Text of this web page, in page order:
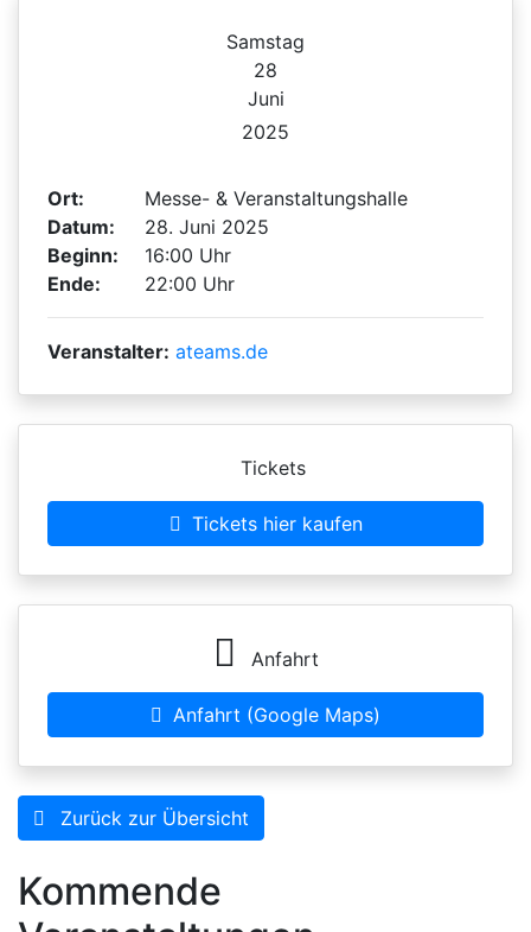
Samstag
28
Juni
2025
Ort:
Messe- & Veranstaltungshalle
Datum:
28. Juni 2025
Beginn:
16:00 Uhr
Ende:
22:00 Uhr
Veranstalter: ateams.de
Tickets
Tickets hier kaufen
Anfahrt
Anfahrt (Google Maps)
Zurück zur Übersicht
Kommende